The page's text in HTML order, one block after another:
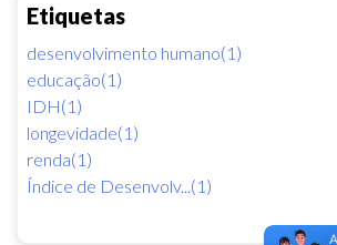
Etiquetas
desenvolvimento humano(1)
educação(1)
IDH(1)
longevidade(1)
renda(1)
Índice de Desenvolv...(1)